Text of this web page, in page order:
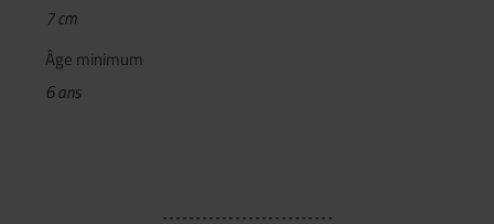
7 cm
Âge minimum
6 ans